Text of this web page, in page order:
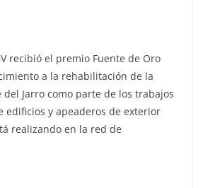
recibió el premio Fuente de Oro
a la rehabilitación de la
del Jarro como parte de los trabajos
edificios y apeaderos de exterior
realizando en la red de